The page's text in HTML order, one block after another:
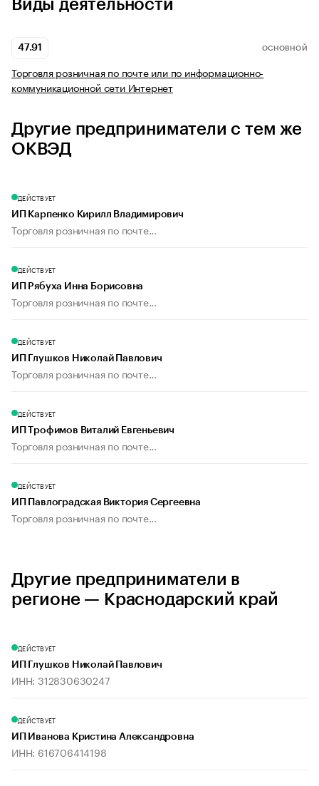
Виды деятельности
47.91 ОСНОВНОЙ
Торговля розничная по почте или по информационно-
коммуникационной сети Интернет
Другие предприниматели с тем же
ОКВЭД
ДЕЙСТВУЕТ
ИП Карпенко Кирилл Владимирович
Торговля розничная по почте...
ДЕЙСТВУЕТ
ИП Рябуха Инна Борисовна
Торговля розничная по почте...
ДЕЙСТВУЕТ
ИП Глушков Николай Павлович
Торговля розничная по почте...
ДЕЙСТВУЕТ
ИП Трофимов Виталий Евгеньевич
Торговля розничная по почте...
ДЕЙСТВУЕТ
ИП Павлоградская Виктория Сергеевна
Торговля розничная по почте...
Другие предприниматели в
регионе — Краснодарский край
ДЕЙСТВУЕТ
ИП Глушков Николай Павлович
ИНН: 312830630247
ДЕЙСТВУЕТ
ИП Иванова Кристина Александровна
ИНН: 616706414198